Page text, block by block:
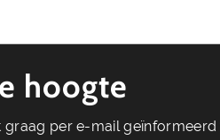
hoogte
graag per e-mail